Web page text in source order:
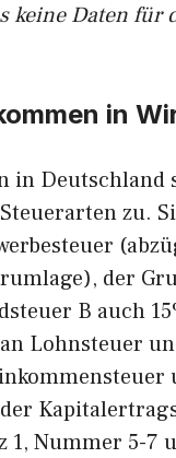
keine Daten für
in
in Deutschland
zu.
der
B auch
Lohnsteuer
1, Nummer 5-7